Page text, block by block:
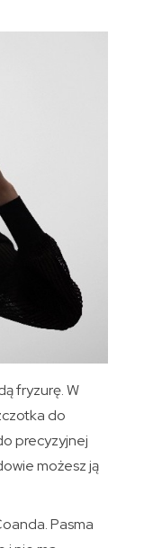
fryzurę. W
do
precyzyjnej
możesz ją
Pasma